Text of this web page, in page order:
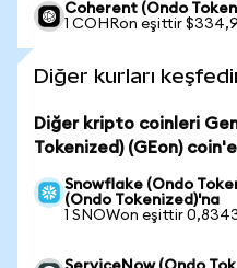
Coherent (Ondo
1 COHRon eşittir
Diğer kurları
Diğer kripto coinleri
Tokenized) (GEon)
Snowflake (Ondo
(Ondo Tokenized)'na
1 SNOWon eşittir